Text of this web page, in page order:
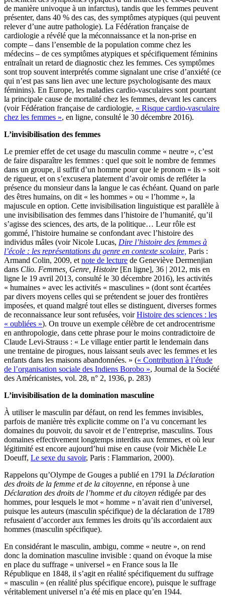
de manière univoque à un infarctus), tandis que les femmes peuvent
présenter, dans 40 % des cas, des symptômes atypiques (qui peuvent
relever d’une autre pathologie). La Fédération française de
cardiologie a révélé que la méconnaissance et la non-prise en
compte – dans l’ensemble de la population comme chez les
médecins – de ces symptômes atypiques et spécifiquement féminins
entraînait un retard de diagnostic chez les femmes. Ces symptômes
sont trop souvent interprétés comme signalant une crise d’anxiété (ce
qui n’est pas sans lien avec une lecture psychologisante des maux
féminins). En Europe, les maladies cardio-vasculaires sont pourtant
la principale cause de mortalité chez les femmes, devant les cancers
(voir Fédération française de cardiologie, « Risque cardio-vasculaire
chez les femmes », en ligne, consulté le 30 décembre 2016).
L’invisibilisation des femmes
Le premier effet de cet usage du masculin comme « neutre », c’est
de faire disparaître les femmes : quel que soit le nombre de femmes
dans un groupe, il suffit d’un homme pour que le pronom « ils » soit
de rigueur, et on s’excusera platement d’avoir omis de refléter la
présence du monsieur dans la langue le cas échéant. Quand on parle
des êtres humains, on dit « les hommes » ou « l’homme », la
majuscule en option. Cette invisibilisation linguistique est parallèle à
une invisibilisation des femmes dans l’histoire de l’humanité, qu’il
s’agisse des sciences, des arts, de la politique… Leur rôle est
gommé, l’histoire humaine se confondant avec l’histoire des
individus mâles (voir Nicole Lucas, Dire l’histoire des femmes à
l’école : les représentations du genre en contexte scolaire, Paris :
Armand Colin, 2009, et note de lecture de Geneviève Dermenjian
dans Clio. Femmes, Genre, Histoire [En ligne], 36 | 2012, mis en
ligne le 19 avril 2013, consulté le 30 décembre 2016), les activités
« humaines » avec les activités « masculines » (dont sont écartées
par divers moyens celles qui se prétendent se jouer des frontières
imposées, et quand malgré tout elles se distinguent, diverses formes
de reconnaissance leur sont refusées, voirHistoire des sciences : les
« oubliées »). On trouve un exemple célèbre de cet androcentrisme
en anthropologie, dans cette phrase pour le moins contradictoire de
Claude Levi-Strauss : « Le village entier partit le lendemain dans
une trentaine de pirogues, nous laissant seuls avec les femmes et les
enfants dans les maisons abandonnées. » (« Contribution à l’étude
de l’organisation sociale des Indiens Borobo », Journal de la Société
des Américanistes, vol. 28, n° 2, 1936, p. 283)
L’invisibilisation de la domination masculine
À utiliser le masculin par défaut, on rend les femmes invisibles,
parfois de manière très explicite comme on l’a vu concernant les
domaines du pouvoir, du savoir et de l’entreprise, masculins. Tous
domaines effectivement longtemps interdits aux femmes, et où leur
légitimité est encore aujourd’hui mise en cause (voir Michèle Le
Doeuff, Le sexe du savoir, Paris : Flammarion, 2000).
Rappelons qu’Olympe de Gouges a publié en 1791 la Déclaration
des droits de la femme et de la citoyenne, en réponse à une
Déclaration des droits de l’homme et du citoyen rédigée par des
hommes, pour lesquels le mot « homme » n’avait rien d’universel,
puisque les auteurs (masculin spécifique) de la déclaration de 1789
refusaient d’accorder aux femmes les droits qu’ils accordaient aux
hommes (masculin spécifique).
En considérant le masculin, ambigu, comme « neutre », on rend
donc la domination masculine invisible : quand on évoque la mise
en place du suffrage « universel » en France sous la IIe
République en 1848, il s’agit en réalité spécifiquement du suffrage
« masculin » (en réalité plus spécifique encore), puisque le suffrage
véritablement universel n’a été mis en place qu’en 1944.